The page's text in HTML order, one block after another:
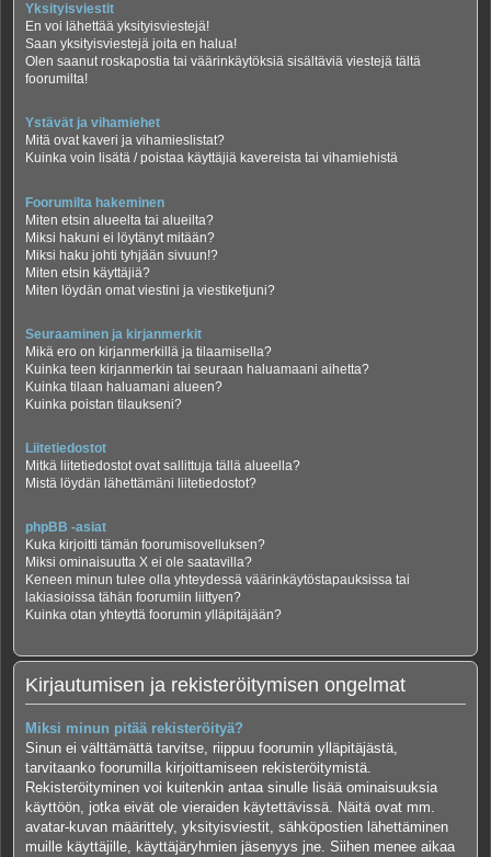
Yksityisviestit
En voi lähettää yksityisviestejä!
Saan yksityisviestejä joita en halua!
Olen saanut roskapostia tai väärinkäytöksiä sisältäviä viestejä tältä
foorumilta!
Ystävät ja vihamiehet
Mitä ovat kaveri ja vihamieslistat?
Kuinka voin lisätä / poistaa käyttäjiä kavereista tai vihamiehistä
Foorumilta hakeminen
Miten etsin alueelta tai alueilta?
Miksi hakuni ei löytänyt mitään?
Miksi haku johti tyhjään sivuun!?
Miten etsin käyttäjiä?
Miten löydän omat viestini ja viestiketjuni?
Seuraaminen ja kirjanmerkit
Mikä ero on kirjanmerkillä ja tilaamisella?
Kuinka teen kirjanmerkin tai seuraan haluamaani aihetta?
Kuinka tilaan haluamani alueen?
Kuinka poistan tilaukseni?
Liitetiedostot
Mitkä liitetiedostot ovat sallittuja tällä alueella?
Mistä löydän lähettämäni liitetiedostot?
phpBB -asiat
Kuka kirjoitti tämän foorumisovelluksen?
Miksi ominaisuutta X ei ole saatavilla?
Keneen minun tulee olla yhteydessä väärinkäytöstapauksissa tai
lakiasioissa tähän foorumiin liittyen?
Kuinka otan yhteyttä foorumin ylläpitäjään?
Kirjautumisen ja rekisteröitymisen ongelmat
Miksi minun pitää rekisteröityä?
Sinun ei välttämättä tarvitse, riippuu foorumin ylläpitäjästä,
tarvitaanko foorumilla kirjoittamiseen rekisteröitymistä.
Rekisteröityminen voi kuitenkin antaa sinulle lisää ominaisuuksia
käyttöön, jotka eivät ole vieraiden käytettävissä. Näitä ovat mm.
avatar-kuvan määrittely, yksityisviestit, sähköpostien lähettäminen
muille käyttäjille, käyttäjäryhmien jäsenyys jne. Siihen menee aikaa